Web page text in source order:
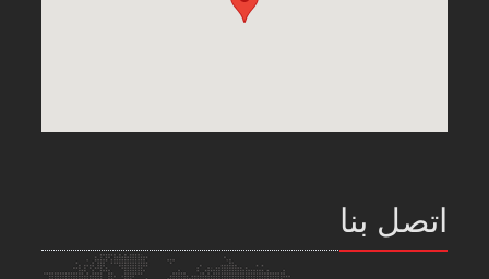
اتصل بنا